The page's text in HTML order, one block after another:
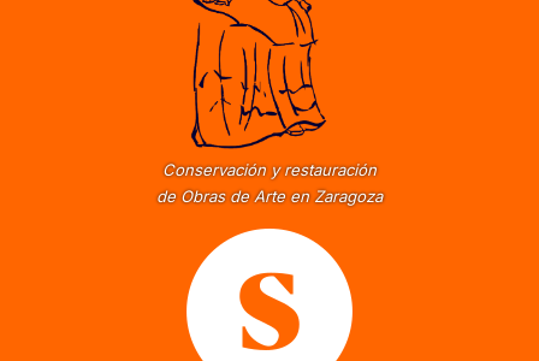
Conservación y restauración
de Obras de Arte en Zaragoza